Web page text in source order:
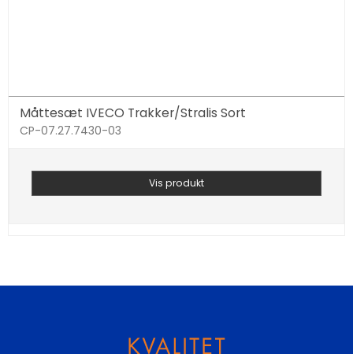
Måttesæt IVECO Trakker/Stralis Sort
CP-07.27.7430-03
Vis produkt